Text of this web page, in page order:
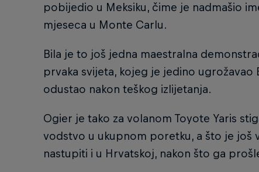
pobijedio u Meksiku, čime je nadmašio
mjeseca u Monte Carlu.
Bila je to još jedna maestralna
prvaka svijeta, kojeg je jedino ugrožavao
odustao nakon teškog izlijetanja.
Ogier je tako za volanom Toyote Yaris
vodstvo u ukupnom poretku, a što je još
nastupiti i u Hrvatskoj, nakon što ga